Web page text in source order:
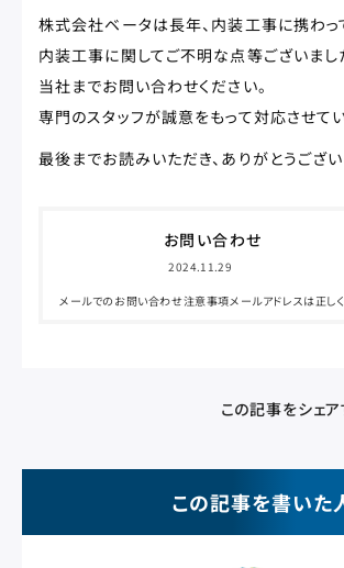
株式会社ベータは長年、内装工事に携わっ
内装工事に関してご不明な点等ございまし
当社までお問い合わせください。
専門のスタッフが誠意をもって対応させて
最後までお読みいただき、ありがとうござい
お問い合わせ
2024.11.29
メールでのお問い合わせ注意事項メールアドレスは正し
この記事をシェア
この記事を書いた